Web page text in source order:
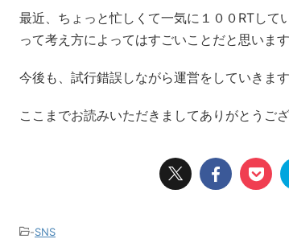
最近、ちょっと忙しくて一気に１００RTし
って考え方によってはすごいことだと思います
今後も、試行錯誤しながら運営をしていきま
ここまでお読みいただきましてありがとうござ
-SNS